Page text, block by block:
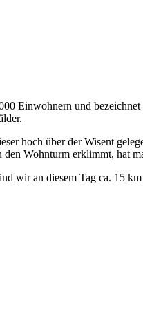
Einwohnern und
hoch über der Wisent
Wohnturm erklimmt, hat
wir an diesem Tag ca. 15